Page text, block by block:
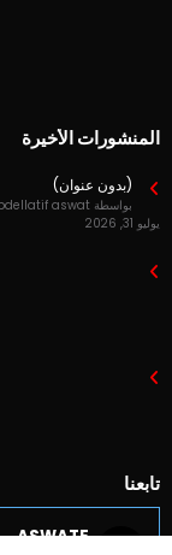
المنشورات الأخيرة
(بدون عنوان)
بواسطة abdellatif aswat
يوليو 31, 2026
تابعنا
ASWATE